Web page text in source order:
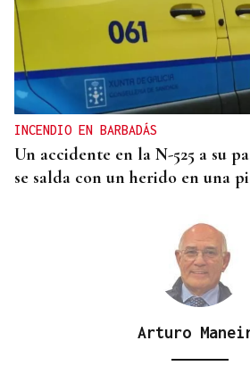
INCENDIO EN BARBADÁS
Un accidente en la N-525 a su
se salda con un herido en una
Arturo